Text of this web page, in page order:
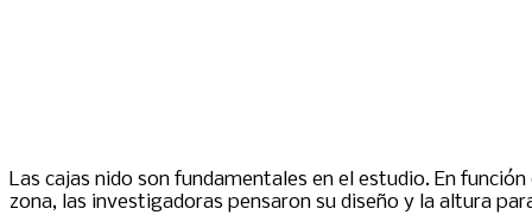
Las cajas nido son fundamentales en el estudio. En función
zona, las investigadoras pensaron su diseño y la altura